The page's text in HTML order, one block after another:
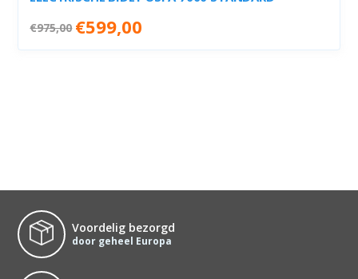
€975,00 Oorspronkelijke
prijs
€599,00
Voordelig bezorgd
door geheel Europa